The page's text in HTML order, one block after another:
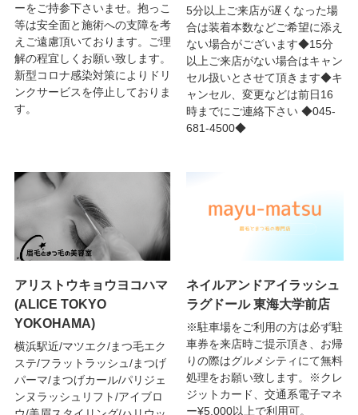
ーをご持参下さいませ。抱っこ
等は安全面と施術への支障を考
えご遠慮頂いております。ご理
解の程宜しくお願い致します。
新型コロナ感染対策によりドリ
ンクサービスを停止しておりま
す。
5分以上ご来店が遅くなった場
合は装着本数などご希望に添え
ない場合がございます◆15分
以上ご来店がない場合はキャン
セル扱いとさせて頂きます◆キ
ャンセル、変更などは前日16
時までにご連絡下さい ◆045-
681-4500◆
アリストウキョウヨコハマ
(ALICE TOKYO
YOKOHAMA)
横浜駅近/マツエク/まつ毛エク
ステ/フラットラッシュ/まつげ
パーマ/まつげカール/パリジェ
ンヌラッシュリフト/アイブロ
ネイルアンドアイラッシュ
ラグドール 東海大学前店
※駐車場をご利用の方は必ず駐
車券を来店時ご提示頂き、お帰
りの際はグルメシティにて無料
処理をお願い致します。※クレ
ジットカード、交通系電子マネ
ー¥5,000以上で利用可。